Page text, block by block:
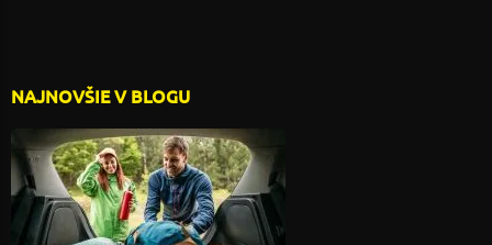
NAJNOVŠIE V BLOGU